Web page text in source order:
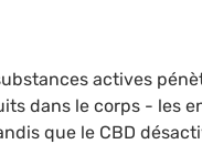
actives
dans le corps - les
que le CBD